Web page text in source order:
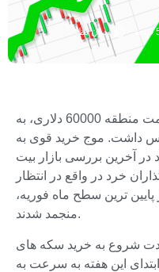
بدون نظر
فرو رفتن اخیر بیت کوین به سمت منطقه 60000 دلاری، به
داشت. موج خرید قوی به
آخرین بررسی بازار بیت
خرد در واقع در انتظار
ترین سطح ماه فوریه،
منجمد شدند.
شروع به خرید سکه های
این هفته به سرعت به